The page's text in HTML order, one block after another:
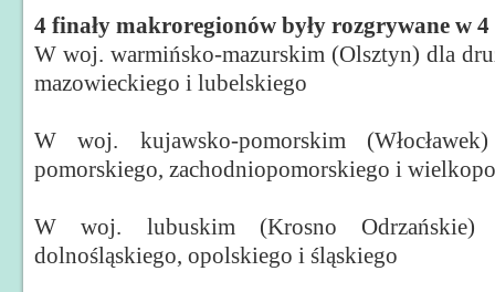
4 finały makroregionów były rozgrywane w
W woj. warmińsko-mazurskim (Olsztyn) dla
mazowieckiego i lubelskiego
W woj. kujawsko-pomorskim
pomorskiego, zachodniopomorskiego i
W woj. lubuskim (Krosno
dolnośląskiego, opolskiego i śląskiego